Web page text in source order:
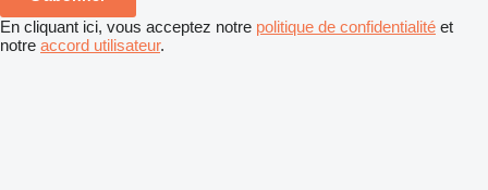
En cliquant ici, vous acceptez notre politique de confidentialité et
notre accord utilisateur.